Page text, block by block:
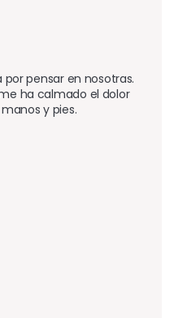
pensar en nosotras.
ha calmado el dolor
y pies.